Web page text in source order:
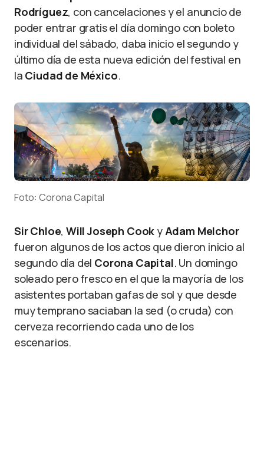
Rodríguez, con cancelaciones y el anuncio de
poder entrar gratis el día domingo con boleto
individual del sábado, daba inicio el segundo y
último día de esta nueva edición del festival en
la Ciudad de México.
Foto: Corona Capital
Sir Chloe,Will Joseph Cook yAdam Melchor
fueron algunos de los actos que dieron inicio al
segundo día del Corona Capital. Un domingo
soleado pero fresco en el que la mayoría de los
asistentes portaban gafas de sol y que desde
muy temprano saciaban la sed (o cruda) con
cerveza recorriendo cada uno de los
escenarios.